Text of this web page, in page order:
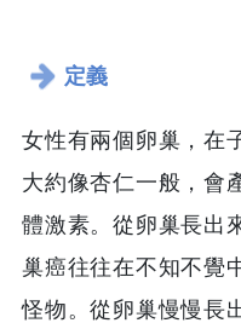
定義
女性有兩個卵巢，在
大約像杏仁一般，會
體激素。從卵巢長出
巢癌往往在不知不覺
怪物。從卵巢慢慢長